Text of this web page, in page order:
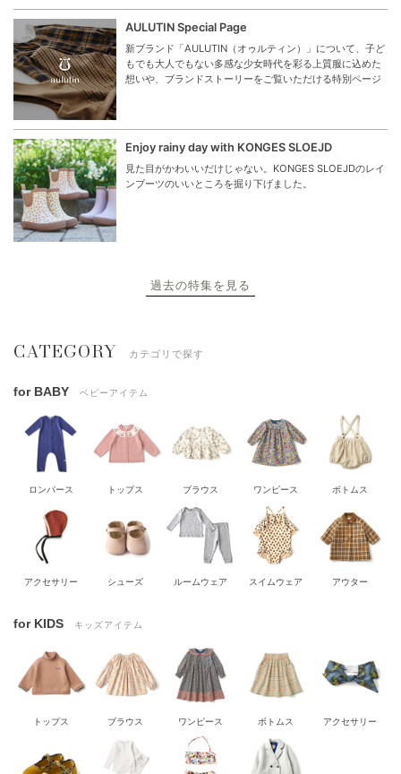
AULUTIN Special Page
新ブランド「AULUTIN（オゥルティン）」について、子ど
もでも大人でもない多感な少女時代を彩る上質服に込めた
想いや、ブランドストーリーをご覧いただける特別ページ
Enjoy rainy day with KONGES SLOEJD
見た目がかわいいだけじゃない。KONGES SLOEJDのレイ
ンブーツのいいところを掘り下げました。
過去の特集を見る
CATEGORY カテゴリで探す
for BABY ベビーアイテム
ロンパース トップス ブラウス ワンピース ボトムス
アクセサリー シューズ ルームウェア スイムウェア アウター
for KIDS キッズアイテム
トップス ブラウス ワンピース ボトムス アクセサリー